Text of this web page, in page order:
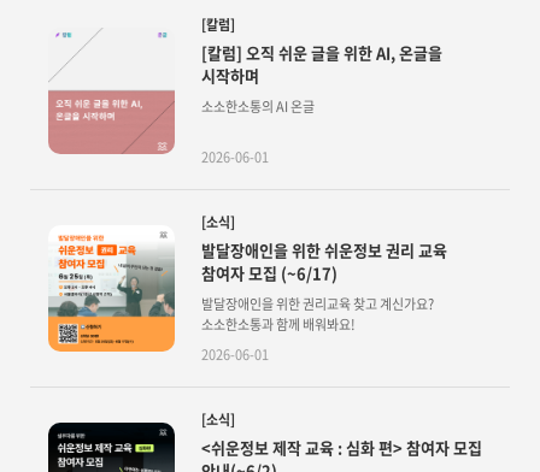
[칼럼]
[칼럼] 오직 쉬운 글을 위한 AI, 온글을
시작하며
소소한소통의 AI 온글
2026-06-01
[소식]
발달장애인을 위한 쉬운정보 권리 교육
참여자 모집 (~6/17)
발달장애인을 위한 권리교육 찾고 계신가요?
소소한소통과 함께 배워봐요!
2026-06-01
[소식]
<쉬운정보 제작 교육 : 심화 편> 참여자 모집